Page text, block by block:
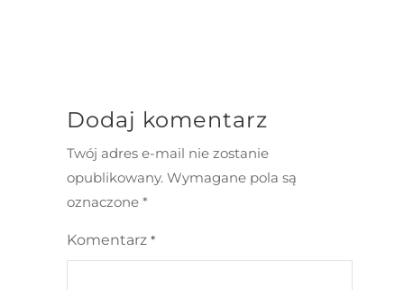
Dodaj komentarz
Twój adres e-mail nie zostanie
opublikowany. Wymagane pola są
oznaczone *
Komentarz *